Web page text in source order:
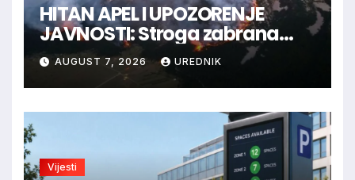
HITAN APEL I UPOZORENJE
JAVNOSTI: Stroga zabrana
loženja vatre u Parku prirode
Blidinje!
AUGUST 7, 2026 UREDNIK
Vijesti